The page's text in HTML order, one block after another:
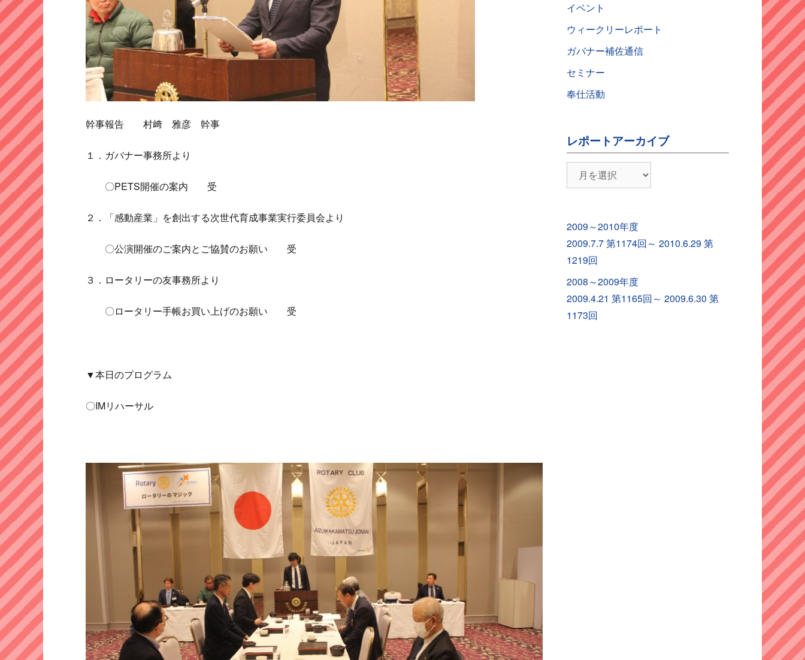
幹事報告 村﨑 雅彦 幹事
１．ガバナー事務所より
〇PETS開催の案内 受
２．「感動産業」を創出する次世代育成事業実行委員会より
〇公演開催のご案内とご協賛のお願い 受
３．ロータリーの友事務所より
〇ロータリー手帳お買い上げのお願い 受
▼本日のプログラム
〇IMリハーサル
イベント
ウィークリーレポート
ガバナー補佐通信
セミナー
奉仕活動
レポートアーカイブ
ポ
イ
ブ
2009～2010年度
2009.7.7 第1174回～ 2010.6.29 第
1219回
2008～2009年度
2009.4.21 第1165回～ 2009.6.30 第
1173回